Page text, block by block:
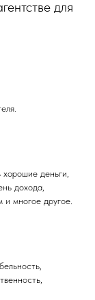
для
деньги,
дохода,
и многое другое.